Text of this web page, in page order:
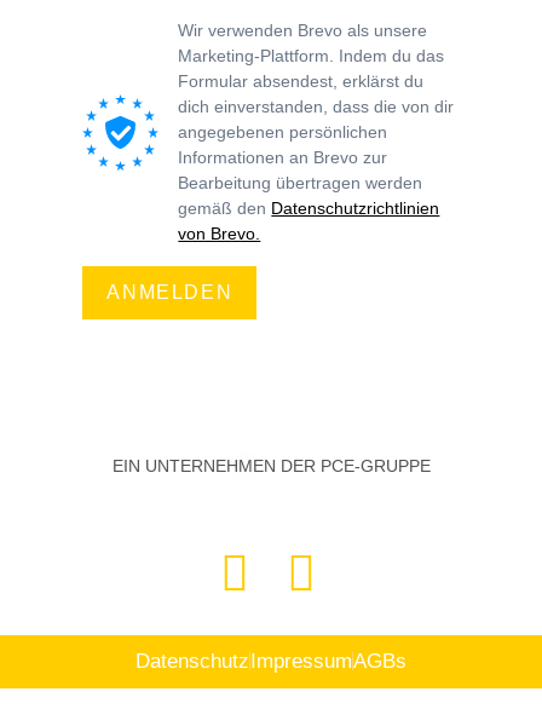
Wir verwenden Brevo als unsere
Marketing-Plattform. Indem du das
Formular absendest, erklärst du
dich einverstanden, dass die von dir
angegebenen persönlichen
Informationen an Brevo zur
Bearbeitung übertragen werden
gemäß den Datenschutzrichtlinien
von Brevo.
ANMELDEN
EIN UNTERNEHMEN DER PCE-GRUPPE
DatenschutzImpressumAGBs